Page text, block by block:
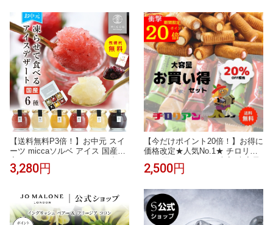
わせ お取り寄せ スイーツ 誕生日
祝い お礼 パーティ ご自宅用
カロリー 酵素【3日間】【7日
間】
【送料無料P3倍！】お中元 スイ
ーツ miccaソルベ アイス 国産果
実 6種セット シャーベット 凍ら
せて食べる アイスデザート プレ
スギフト 食べ物 花以外 常温保存
出産祝 御中元
3,280円
【今だけポイント20倍！】お得に
価格改定★人気No.1★ チロリア
ン お買い得セット40本入 大容量
お菓子 個包装 小分け クッキー
お礼 お土産 手土産 差し入れ 退
職 焼き菓子 お取り寄せ 福岡 お
徳用 大容量 詰め合わせ お配り
誕生日 洋菓子
2,500円